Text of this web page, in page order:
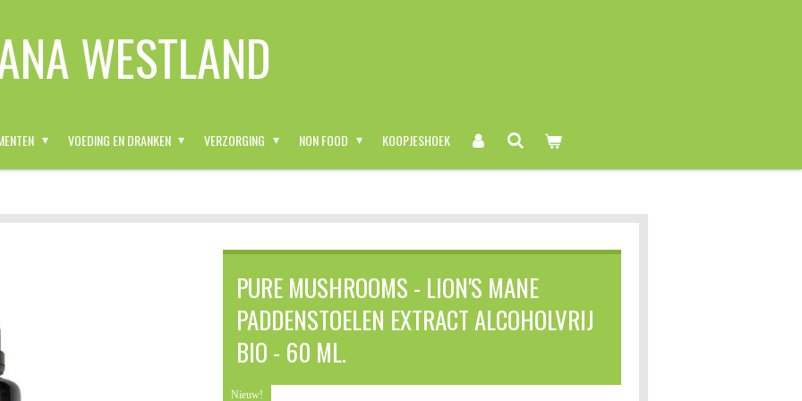
WESTLAND
VOEDING EN DRANKEN VERZORGING NON FOOD KOOPJESHOEK
PURE MUSHROOMS - LION'S MANE
PADDENSTOELEN EXTRACT ALCOHOLVRIJ
BIO - 60 ML.
Nieuw!